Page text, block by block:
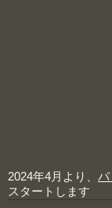
2024年4月より、 パ
スタートします